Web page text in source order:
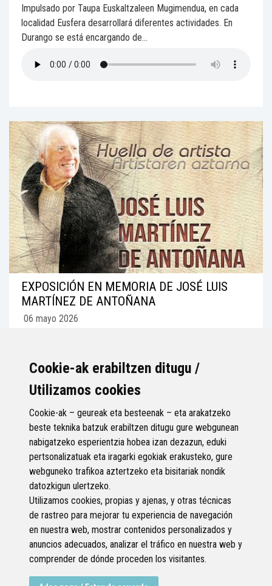
Cookie-ak erabiltzen ditugu /
Utilizamos cookies
Cookie-ak – geureak eta besteenak – eta arakatzeko
beste teknika batzuk erabiltzen ditugu gure webgunean
nabigatzeko esperientzia hobea izan dezazun, eduki
pertsonalizatuak eta iragarki egokiak erakusteko, gure
webguneko trafikoa aztertzeko eta bisitariak nondik
datozkigun ulertzeko.
Utilizamos cookies, propias y ajenas, y otras técnicas
de rastreo para mejorar tu experiencia de navegación
en nuestra web, mostrar contenidos personalizados y
anuncios adecuados, analizar el tráfico en nuestra web y
comprender de dónde proceden los visitantes.
Impulsado por Taupa Euskaltzaleen Mugimendua, en cada
localidad Eusfera desarrollará diferentes actividades. En
Durango se está encargando de...
EXPOSICIÓN EN MEMORIA DE JOSÉ LUIS
MARTÍNEZ DE ANTOÑANA
06 mayo 2026
de la asociación y presidente...
Página 1 de 99
Anterior Siguiente